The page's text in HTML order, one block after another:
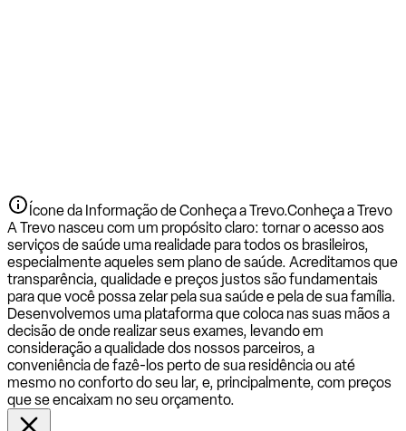
Ícone da Informação de Conheça a Trevo.Conheça a Trevo
A Trevo nasceu com um propósito claro: tornar o acesso aos
serviços de saúde uma realidade para todos os brasileiros,
especialmente aqueles sem plano de saúde. Acreditamos que
transparência, qualidade e preços justos são fundamentais
para que você possa zelar pela sua saúde e pela de sua família.
Desenvolvemos uma plataforma que coloca nas suas mãos a
decisão de onde realizar seus exames, levando em
consideração a qualidade dos nossos parceiros, a
conveniência de fazê-los perto de sua residência ou até
mesmo no conforto do seu lar, e, principalmente, com preços
que se encaixam no seu orçamento.